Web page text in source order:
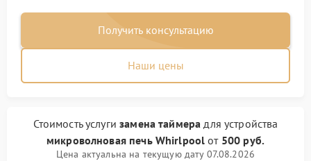
Получить консультацию
Наши цены
Стоимость услугизамена таймера для устройства
микроволновая печь Whirlpool от 500 руб.
Цена актуальна на текущую дату 07.08.2026